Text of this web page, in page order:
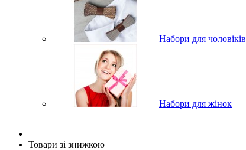
Набори для чоловіків
Набори для жінок
Товари зі знижкою